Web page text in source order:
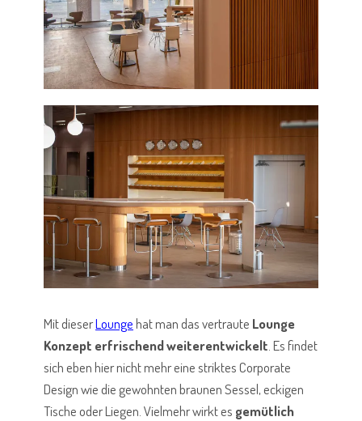
Mit dieserLoungehat man das vertraute Lounge
Konzept erfrischend weiterentwickelt. Es findet
sich eben hier nicht mehr eine striktes Corporate
Design wie die gewohnten braunen Sessel, eckigen
Tische oder Liegen. Vielmehr wirkt es gemütlich